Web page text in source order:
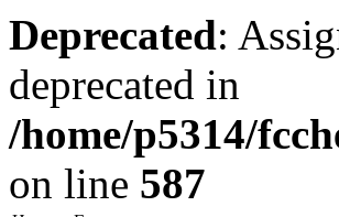
Deprecated:
deprecated in
/home/p5314/
on line 587